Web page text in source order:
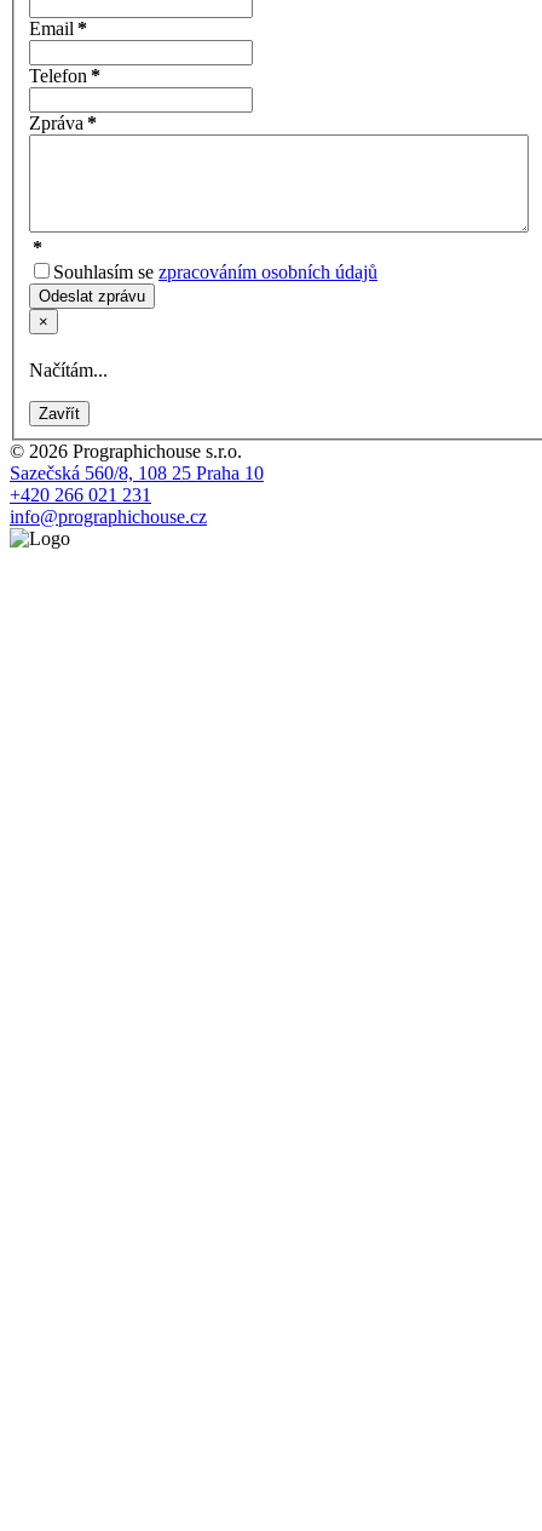
Email *
Telefon *
Zpráva *
*
Souhlasím se
zpracováním osobních údajů
Odeslat zprávu
×
Načítám...
Zavřít
© 2026 Prographichouse s.r.o.
Sazečská 560/8, 108 25 Praha 10
+420 266 021 231
info@prographichouse.cz